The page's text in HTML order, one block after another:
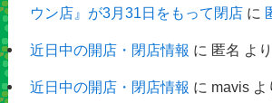
ウン店』が3月31日をもって閉店に
近日中の開店・閉店情報 に 匿名 より
近日中の開店・閉店情報 に mavisよ